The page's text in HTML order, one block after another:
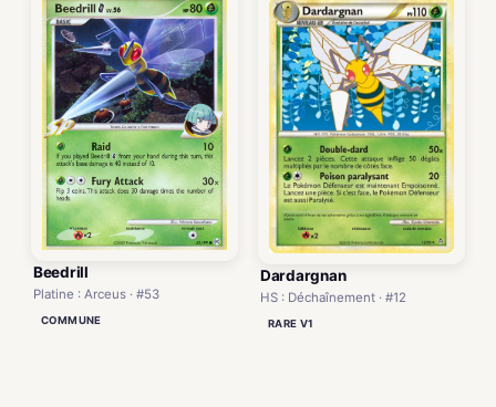
Beedrill
Platine : Arceus · #53
COMMUNE
Dardargnan
HS : Déchaînement · #12
RARE V1